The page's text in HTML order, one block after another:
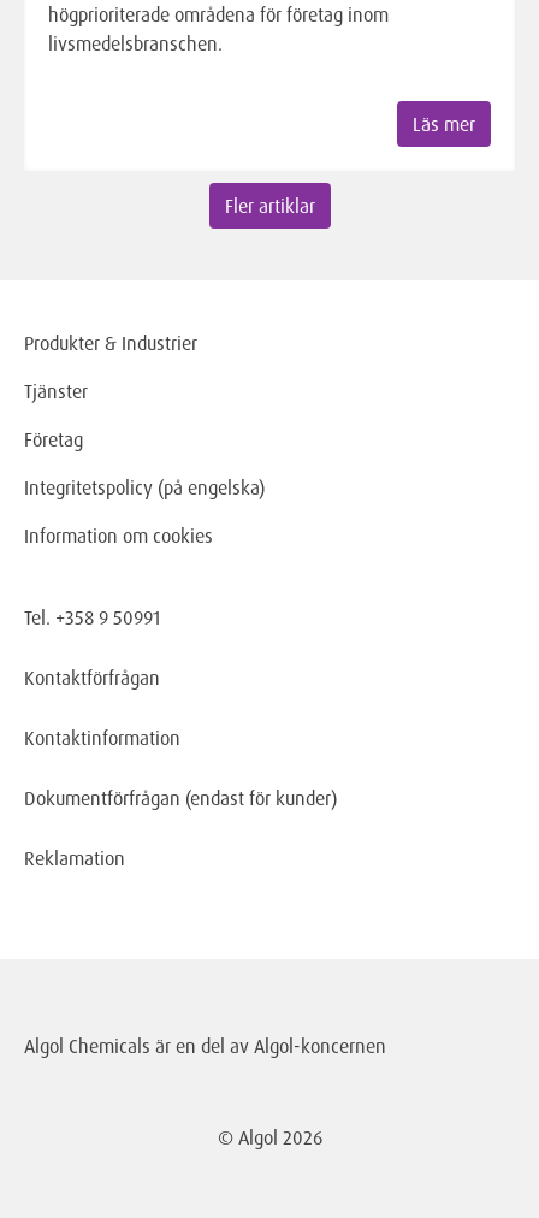
högprioriterade områdena för företag inom
livsmedelsbranschen.
Läs mer
Fler artiklar
Produkter & Industrier
Tjänster
Företag
Integritetspolicy (på engelska)
Information om cookies
Tel. +358 9 50991
Kontaktförfrågan
Kontaktinformation
Dokumentförfrågan (endast för kunder)
Reklamation
Algol Chemicals är en del av Algol-koncernen
© Algol 2026